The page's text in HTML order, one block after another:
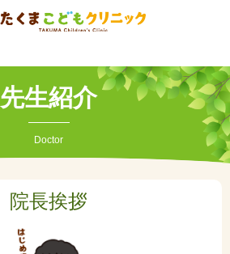
先生紹介
Doctor
院長挨拶